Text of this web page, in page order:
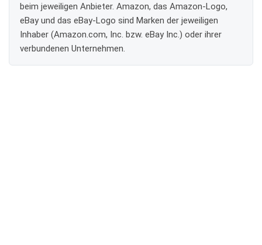
beim jeweiligen Anbieter. Amazon, das Amazon-Logo,
eBay und das eBay-Logo sind Marken der jeweiligen
Inhaber (Amazon.com, Inc. bzw. eBay Inc.) oder ihrer
verbundenen Unternehmen.